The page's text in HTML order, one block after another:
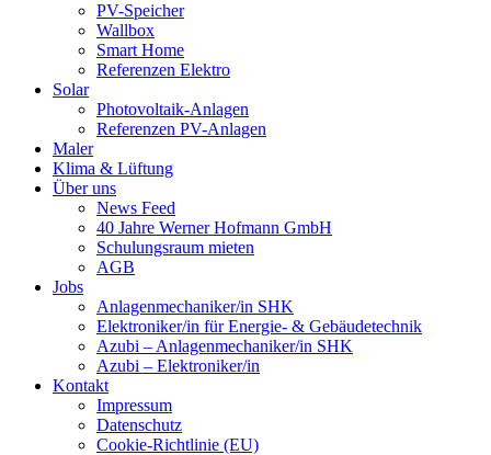
PV-Speicher
Wallbox
Smart Home
Referenzen Elektro
Solar
Photovoltaik-Anlagen
Referenzen PV-Anlagen
Maler
Klima & Lüftung
Über uns
News Feed
40 Jahre Werner Hofmann GmbH
Schulungsraum mieten
AGB
Jobs
Anlagenmechaniker/in SHK
Elektroniker/in für Energie- & Gebäudetechnik
Azubi – Anlagenmechaniker/in SHK
Azubi – Elektroniker/in
Kontakt
Impressum
Datenschutz
Cookie-Richtlinie (EU)